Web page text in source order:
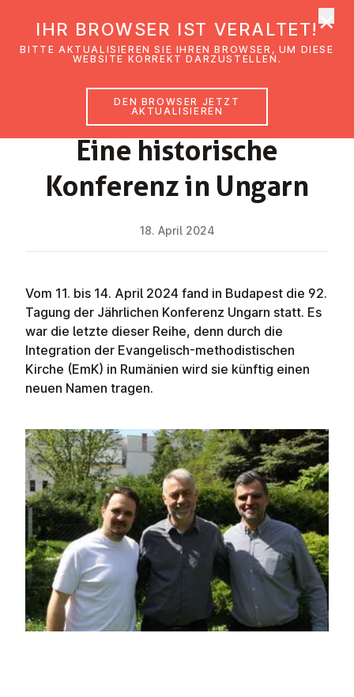
Eine his­to­ri­sche
Konferenz in Ungarn
NEWS
18. April 2024
Vom 11. bis 14. April 2024 fand in Budapest die 92.
Tagung der Jährlichen Konferenz Ungarn statt. Es
war die letzte dieser Reihe, denn durch die
Integration der Evangelisch-methodistischen
Kirche (EmK) in Rumänien wird sie künftig einen
neuen Namen tragen.
IHR BROWSER IST VERALTET!
BITTE AKTUALISIEREN SIE IHREN BROWSER, UM DIESE
WEBSITE KORREKT DARZUSTELLEN.
DEN BROWSER JETZT
AKTUALISIEREN
×